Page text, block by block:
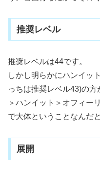
推奨レベル
推奨レベルは44です。
しかし明らかにハンイッ
っちは推奨レベル43)の
＞ハンイット＞オフィー
で大体ということなんだ
展開